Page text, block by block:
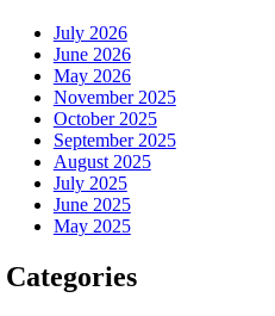
July 2026
June 2026
May 2026
November 2025
October 2025
September 2025
August 2025
July 2025
June 2025
May 2025
Categories